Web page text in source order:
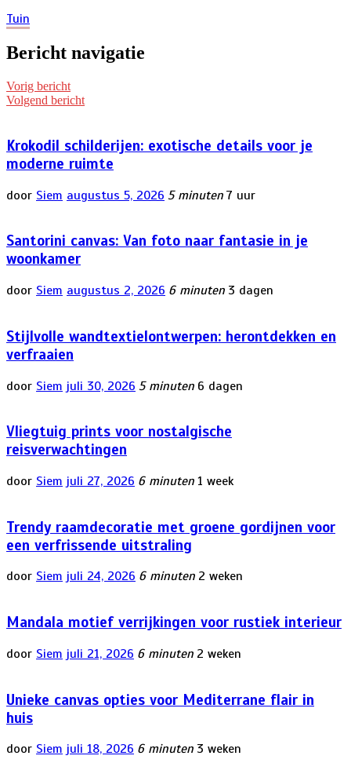
Tuin
Bericht navigatie
Vorig bericht
Volgend bericht
Krokodil schilderijen: exotische details voor je
moderne ruimte
door Siem augustus 5, 2026 5 minuten 7 uur
Santorini canvas: Van foto naar fantasie in je
woonkamer
door Siem augustus 2, 2026 6 minuten 3 dagen
Stijlvolle wandtextielontwerpen: herontdekken en
verfraaien
door Siem juli 30, 2026 5 minuten 6 dagen
Vliegtuig prints voor nostalgische
reisverwachtingen
door Siem juli 27, 2026 6 minuten 1 week
Trendy raamdecoratie met groene gordijnen voor
een verfrissende uitstraling
door Siem juli 24, 2026 6 minuten 2 weken
Mandala motief verrijkingen voor rustiek interieur
door Siem juli 21, 2026 6 minuten 2 weken
Unieke canvas opties voor Mediterrane flair in
huis
door Siem juli 18, 2026 6 minuten 3 weken